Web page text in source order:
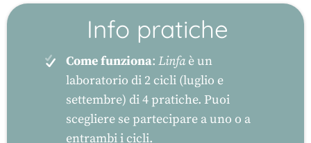
Info pratiche
Come funziona: Linfaè un
laboratorio di 2 cicli (luglio e
settembre) di 4 pratiche. Puoi
scegliere se partecipare a uno o a
entrambi i cicli.